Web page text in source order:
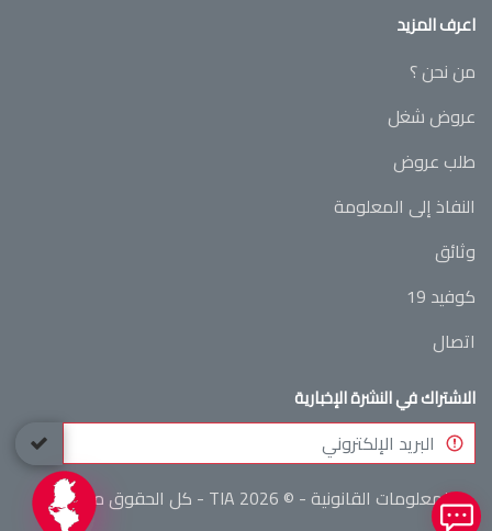
اعرف المزيد
من نحن ؟
عروض شغل
طلب عروض
النفاذ إلى المعلومة
وثائق
كوفيد 19
اتصال
الاشتراك في النشرة الإخبارية
المعلومات القانونية - © 2026 TIA - كل الحقوق محفوظة